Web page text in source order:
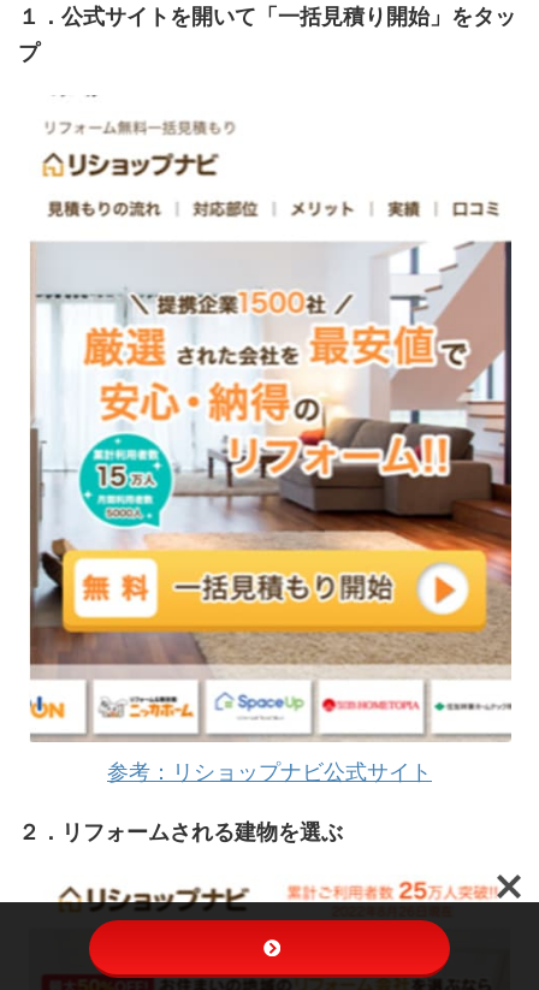
１．公式サイトを開いて「一括見積り開始」をタッ
プ
参考：リショップナビ公式サイト
２．リフォームされる建物を選ぶ